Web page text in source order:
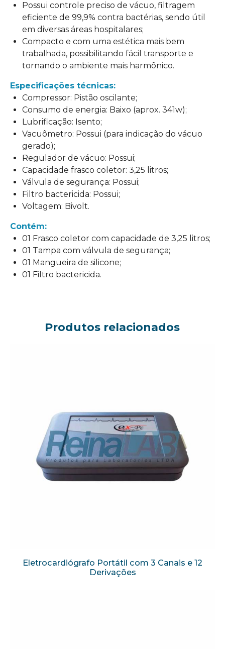
Possui controle preciso de vácuo, filtragem
eficiente de 99,9% contra bactérias, sendo útil
em diversas áreas hospitalares;
Compacto e com uma estética mais bem
trabalhada, possibilitando fácil transporte e
tornando o ambiente mais harmônico.
Especificações técnicas:
Compressor: Pistão oscilante;
Consumo de energia: Baixo (aprox. 341w);
Lubrificação: Isento;
Vacuômetro: Possui (para indicação do vácuo
gerado);
Regulador de vácuo: Possui;
Capacidade frasco coletor: 3,25 litros;
Válvula de segurança: Possui;
Filtro bactericida: Possui;
Voltagem: Bivolt.
Contém:
01 Frasco coletor com capacidade de 3,25 litros;
01 Tampa com válvula de segurança;
01 Mangueira de silicone;
01 Filtro bactericida.
Produtos relacionados
Eletrocardiógrafo Portátil com 3 Canais e 12
Derivações